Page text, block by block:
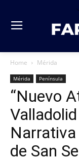
Home Mérida
Mérida Península
“Nuevo
de San